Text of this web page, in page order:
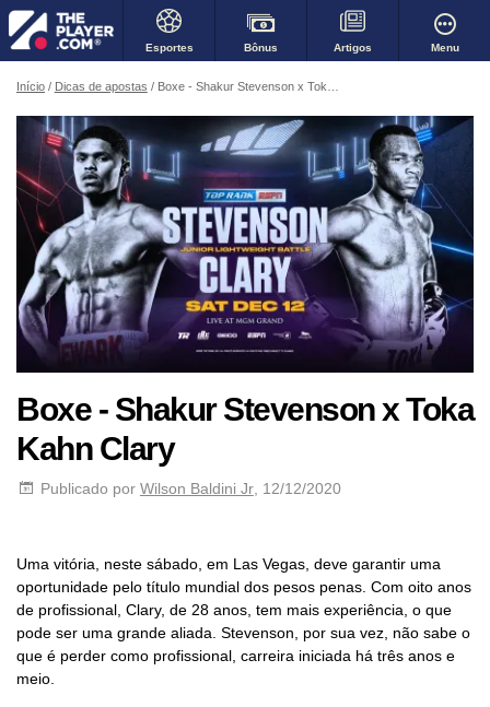
Esportes Bônus Artigos Menu
Início Dicas de apostas Boxe - Shakur Stevenson x Toka Kahn Clary
Boxe - Shakur Stevenson x Toka
Kahn Clary
Publicado por Wilson Baldini Jr, 12/12/2020
Uma vitória, neste sábado, em Las Vegas, deve garantir uma
oportunidade pelo título mundial dos pesos penas. Com oito anos
de profissional, Clary, de 28 anos, tem mais experiência, o que
pode ser uma grande aliada. Stevenson, por sua vez, não sabe o
que é perder como profissional, carreira iniciada há três anos e
meio.